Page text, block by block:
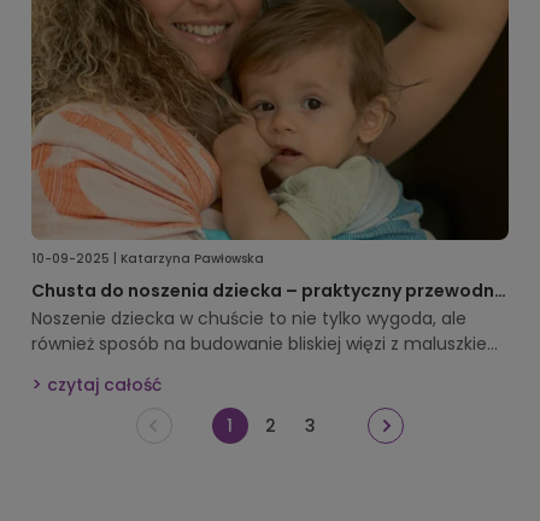
10-09-2025 | Katarzyna Pawłowska
Chusta do noszenia dziecka – praktyczny przewodnik
dla rodziców
Noszenie dziecka w chuście to nie tylko wygoda, ale
również sposób na budowanie bliskiej więzi z maluszkiem.
odpowiedniąchustę do noszenia dziecka
rodzaje i jak bezpiecznie korzystać z tego rozwiązania.
czytaj całość
1
2 3